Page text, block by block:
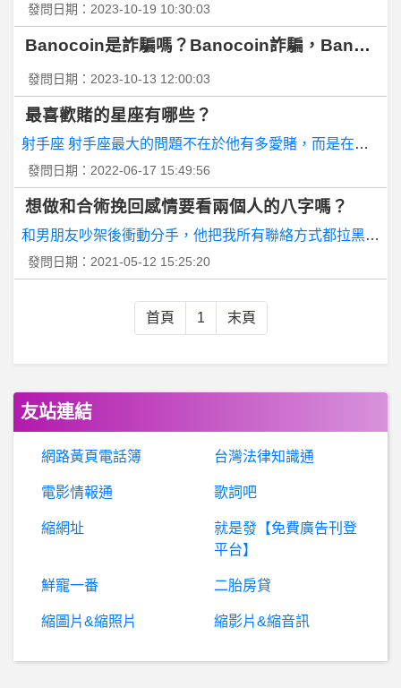
BaseballXXXX- 荷蘭今天先發 荷蘭今天先發
S
ony PSP/PSV- psp1007更新6.61最後ㄧ步選錯黑屏
美
調查網站「灰色地帶」：英軍方非法間諜手段或傷及俄烏平民
嘻
哈音樂- 大嘻哈演唱會的南北卡司差距 大嘻哈演唱會的南北卡司差距
英
雄聯盟- 現在穩定50ping是要玩什麼 現在穩定50ping是要玩什麼
投資詐騙
股票- 電子股營收？ 電子股營收？ 已刪文
發問日期：2023-10-19 10:30:03
Banocoin是詐騙嗎？Banocoin詐騙，
發問日期：2023-10-13 12:00:03
最喜歡賭的星座有哪些？
發問日期：2022-06-17 15:49:56
想做和合術挽回感情要看兩個人的八字嗎？
和男朋友吵架後衝動分手，他把我所有聯絡方式都拉黑封
發問日期：2021-05-12 15:25:20
首頁 1 末頁
友站連結
網路黃頁電話簿 台灣法律知識通
電影情報通 歌詞吧
縮網址
就是發【免費廣告刊登
平台】
鮮寵一番 二胎房貸
縮圖片&縮照片 縮影片&縮音訊